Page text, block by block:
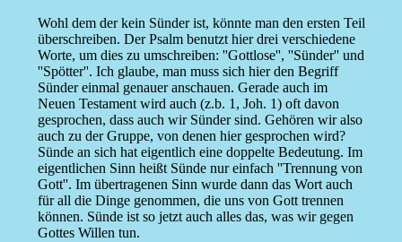
Wohl dem der kein Sünder ist, könnte man den ersten Teil
überschreiben. Der Psalm benutzt hier drei verschiedene
Worte, um dies zu umschreiben: ''Gottlose'', ''Sünder'' und
''Spötter''. Ich glaube, man muss sich hier den Begriff
Sünder einmal genauer anschauen. Gerade auch im
Neuen Testament wird auch (z.b. 1, Joh. 1) oft davon
gesprochen, dass auch wir Sünder sind. Gehören wir also
auch zu der Gruppe, von denen hier gesprochen wird?
Sünde an sich hat eigentlich eine doppelte Bedeutung. Im
eigentlichen Sinn heißt Sünde nur einfach ''Trennung von
Gott''. Im übertragenen Sinn wurde dann das Wort auch
für all die Dinge genommen, die uns von Gott trennen
können. Sünde ist so jetzt auch alles das, was wir gegen
Gottes Willen tun.